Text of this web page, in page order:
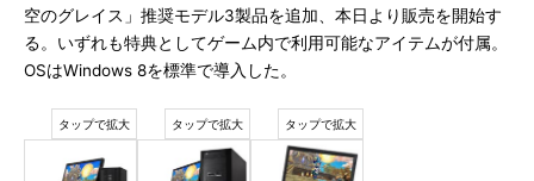
空のグレイス」推奨モデル3製品を追加、本日より販売を開始す
る。いずれも特典としてゲーム内で利用可能なアイテムが付属。
OSはWindows 8を標準で導入した。